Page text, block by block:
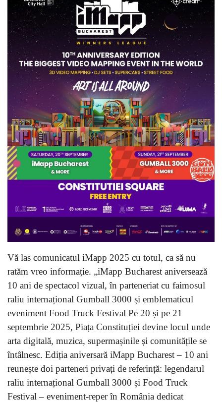
Vă las comunicatul iMapp 2025 cu totul, ca să nu
ratăm vreo informație. „iMapp Bucharest aniversează
10 ani de spectacol vizual, în parteneriat cu faimosul
raliu internațional Gumball 3000 și emblematicul
eveniment Food Truck Festival Pe 20 și pe 21
septembrie 2025, Piața Constituției devine locul unde
arta digitală, muzica, supermașinile și comunitățile se
întâlnesc. Ediția aniversară iMapp Bucharest – 10 ani
reunește doi parteneri privați de referință: legendarul
raliu internațional Gumball 3000 și Food Truck
Festival – eveniment-reper în România dedicat